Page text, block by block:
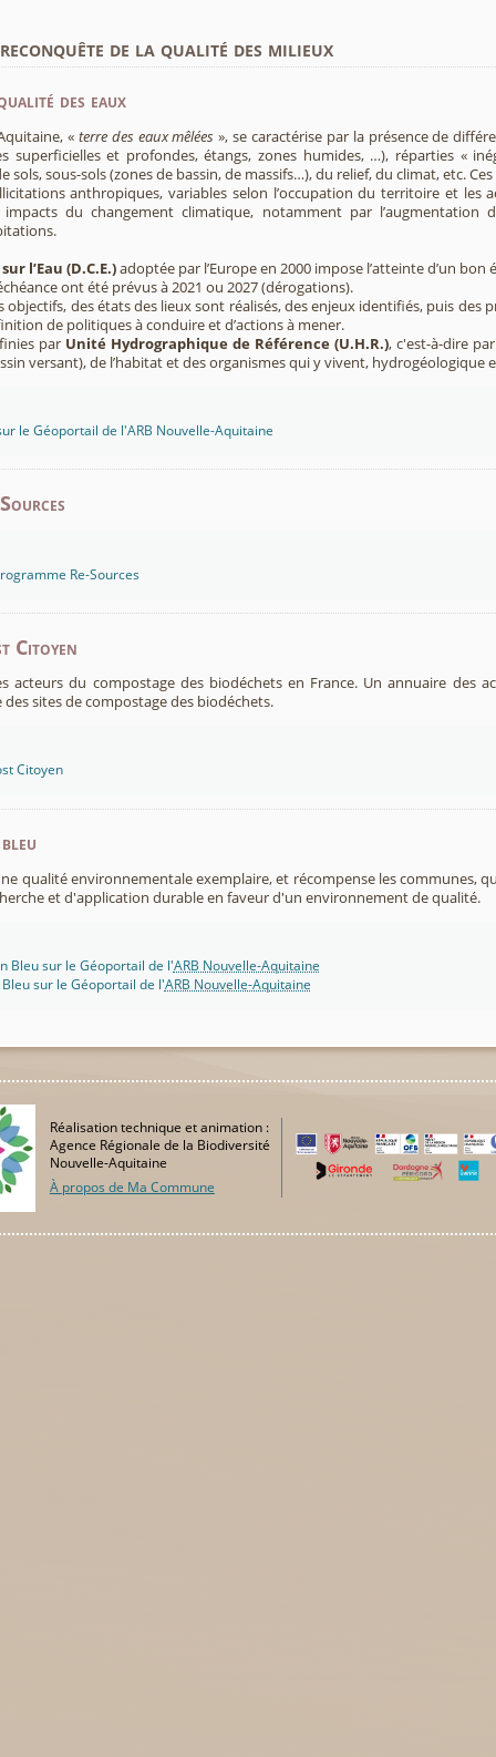
de la qualité des milieux
des eaux
« terre des eaux mêlées », se caractérise par la présence de
superficielles et profondes, étangs, zones humides, …), réparties «
sols, sous-sols (zones de bassin, de massifs…), du relief, du climat, etc.
anthropiques, variables selon l’occupation du territoire et les
impacts du changement climatique, notamment par l’augmentation
l’Eau (D.C.E.)adoptée par l’Europe en 2000 impose l’atteinte d’un
ont été prévus à 2021 ou 2027 (dérogations).
objectifs, des états des lieux sont réalisés, des enjeux identifiés, puis des
de politiques à conduire et d’actions à mener.
par Unité Hydrographique de Référence (U.H.R.), c'est-à-dire
versant), de l’habitat et des organismes qui y vivent, hydrogéologique
le Géoportail de l'ARB Nouvelle-Aquitaine
Re-Sources
Citoyen
acteurs du compostage des biodéchets en France. Un annuaire des
sites de compostage des biodéchets.
Citoyen
qualité environnementale exemplaire, et récompense les communes,
et d'application durable en faveur d'un environnement de qualité.
Bleu sur le Géoportail de l'ARB Nouvelle-Aquitaine
sur le Géoportail de l'ARB Nouvelle-Aquitaine
Réalisation technique et animation :
Agence Régionale de la Biodiversité
Nouvelle-Aquitaine
À propos de Ma Commune